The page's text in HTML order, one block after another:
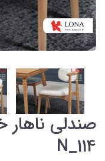
صندلی ناهار
N_114